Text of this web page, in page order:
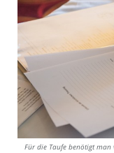
Für die Taufe benötigt man